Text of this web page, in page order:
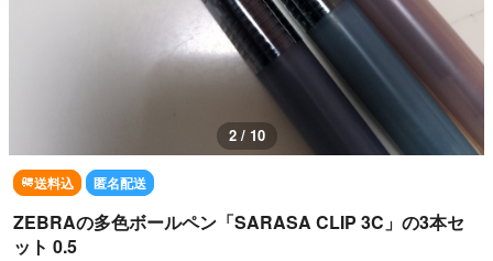
2 / 10
送料込 匿名配送
ZEBRAの多色ボールペン「SARASA CLIP 3C」の3本セ
ット 0.5